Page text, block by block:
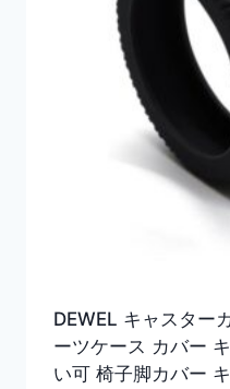
DEWEL キャスター
ーツケース カバー
い可 椅子脚カバー